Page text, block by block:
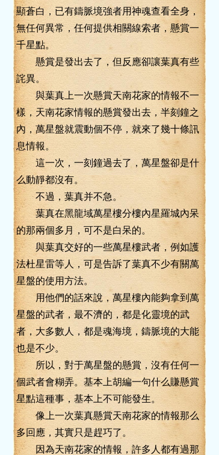
顯蒼白，已有鑄脈境強者用神魂查看全身，
無任何異常，任何提供相關線索者，懸賞一
千星點。
懸賞是發出去了，但反應卻讓葉真有些
詫異。
與葉真上一次懸賞天南花家的情報不一
樣，天南花家情報的懸賞發出去，半刻鐘之
內，萬星盤就震動個不停，就來了幾十條訊
息情報。
這一次，一刻鐘過去了，萬星盤卻是什
么動靜都沒有。
不過，葉真并不急。
葉真在黑龍域萬星樓分樓內星羅城內呆
的那兩個多月，可不是白呆的。
與葉真交好的一些萬星樓武者，例如護
法杜星雷等人，可是告訴了葉真不少有關萬
星盤的使用方法。
用他們的話來說，萬星樓內能夠拿到萬
星盤的武者，最不濟的，都是化靈境的武
者，大多數人，都是魂海境，鑄脈境的大能
也是不少。
所以，對于萬星盤的懸賞，沒有任何一
個武者會糊弄。基本上胡編一句什么賺懸賞
星點這種事，基本上不可能發生。
像上一次葉真懸賞天南花家的情報那么
多回應，其實只是趕巧了。
因為天南花家的情報，許多人都有過那